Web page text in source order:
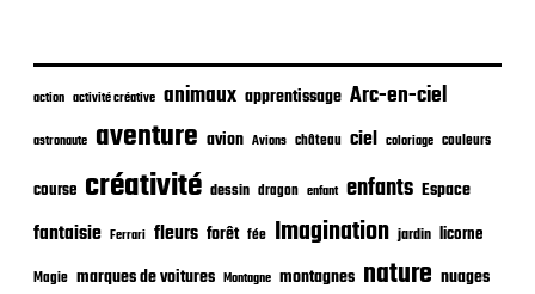
i
a
t
i
o
n
action activité créative animaux apprentissage Arc-en-ciel
astronaute aventure avion Avions château ciel coloriage couleurs
course créativité dessin dragon enfant enfants Espace
fantaisie Ferrari fleurs forêt fée Imagination jardin licorne
Magie marques de voitures Montagne montagnes nature nuages